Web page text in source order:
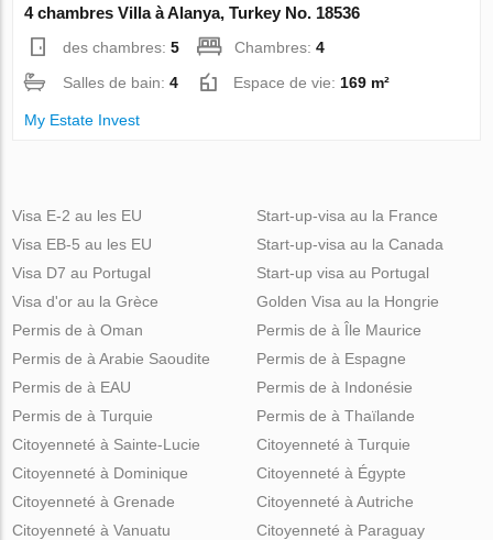
4 chambres Villa à Alanya, Turkey No. 18536
des chambres:5 Chambres:4
Salles de bain:4 Espace de vie: 169 m²
My Estate Invest
Visa E-2 au les EU
Visa EB-5 au les EU
Visa D7 au Portugal
Visa d'or au la Grèce
Start-up-visa au la France
Start-up-visa au la Canada
Start-up visa au Portugal
Golden Visa au la Hongrie
Permis de à Oman
Permis de à Arabie Saoudite
Permis de à EAU
Permis de à Turquie
Permis de à Île Maurice
Permis de à Espagne
Permis de à Indonésie
Permis de à Thaïlande
Citoyenneté à Sainte-Lucie
Citoyenneté à Dominique
Citoyenneté à Grenade
Citoyenneté à Vanuatu
Citoyenneté à Turquie
Citoyenneté à Égypte
Citoyenneté à Autriche
Citoyenneté à Paraguay